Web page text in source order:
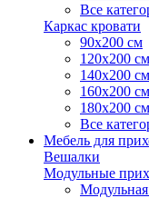
Все
Каркас кровати
90х200 см
120х200 см
140х200 см
160х200 см
180х200 см
Все
Мебель для
Вешалки
Модульные